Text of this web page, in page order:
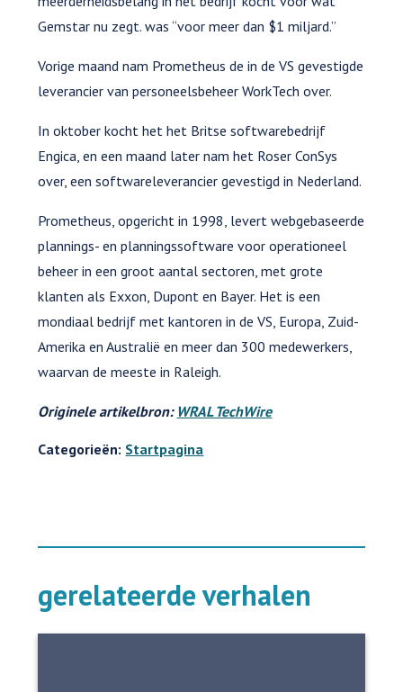
Gemstar nu zegt. was “voor meer dan $1 miljard.”
Vorige maand nam Prometheus de in de VS gevestigde
leverancier van personeelsbeheer WorkTech over.
In oktober kocht het het Britse softwarebedrijf
Engica, en een maand later nam het Roser ConSys
over, een softwareleverancier gevestigd in Nederland.
Prometheus, opgericht in 1998, levert webgebaseerde
plannings- en planningssoftware voor operationeel
beheer in een groot aantal sectoren, met grote
klanten als Exxon, Dupont en Bayer. Het is een
mondiaal bedrijf met kantoren in de VS, Europa, Zuid-
Amerika en Australië en meer dan 300 medewerkers,
waarvan de meeste in Raleigh.
Originele artikelbron: WRAL TechWire
Categorieën: Startpagina
gerelateerde verhalen